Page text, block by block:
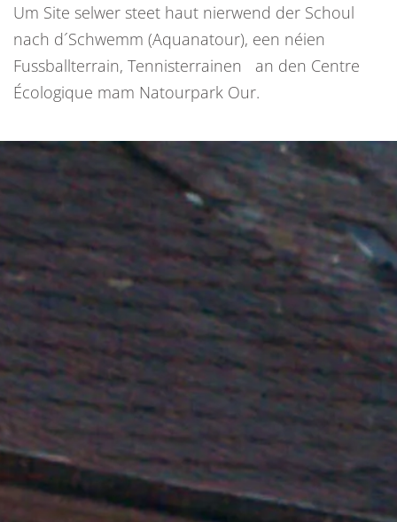
Um Site selwer steet haut nierwend der Schoul
nach d´Schwemm (Aquanatour), een néien
Fussballterrain, Tennisterrainen an den Centre
Écologique mam Natourpark Our.